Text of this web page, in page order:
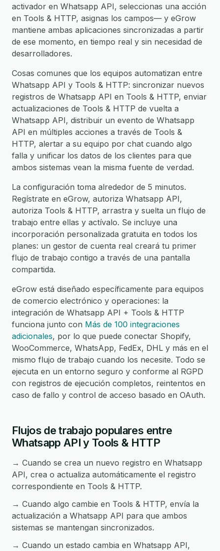
activador en Whatsapp API, seleccionas una acción
en Tools & HTTP, asignas los campos— y eGrow
mantiene ambas aplicaciones sincronizadas a partir
de ese momento, en tiempo real y sin necesidad de
desarrolladores.
Cosas comunes que los equipos automatizan entre
Whatsapp API y Tools & HTTP: sincronizar nuevos
registros de Whatsapp API en Tools & HTTP, enviar
actualizaciones de Tools & HTTP de vuelta a
Whatsapp API, distribuir un evento de Whatsapp
API en múltiples acciones a través de Tools &
HTTP, alertar a su equipo por chat cuando algo
falla y unificar los datos de los clientes para que
ambos sistemas vean la misma fuente de verdad.
La configuración toma alrededor de 5 minutos.
Regístrate en eGrow, autoriza Whatsapp API,
autoriza Tools & HTTP, arrastra y suelta un flujo de
trabajo entre ellas y actívalo. Se incluye una
incorporación personalizada gratuita en todos los
planes: un gestor de cuenta real creará tu primer
flujo de trabajo contigo a través de una pantalla
compartida.
eGrow está diseñado específicamente para equipos
de comercio electrónico y operaciones: la
integración de Whatsapp API + Tools & HTTP
funciona junto con Más de 100 integraciones
adicionales, por lo que puede conectar Shopify,
WooCommerce, WhatsApp, FedEx, DHL y más en el
mismo flujo de trabajo cuando los necesite. Todo se
ejecuta en un entorno seguro y conforme al RGPD
con registros de ejecución completos, reintentos en
caso de fallo y control de acceso basado en OAuth.
Flujos de trabajo populares entre
Whatsapp API y Tools & HTTP
→ Cuando se crea un nuevo registro en Whatsapp
API, crea o actualiza automáticamente el registro
correspondiente en Tools & HTTP.
→ Cuando algo cambie en Tools & HTTP, envía la
actualización a Whatsapp API para que ambos
sistemas se mantengan sincronizados.
→ Cuando un estado cambia en Whatsapp API,